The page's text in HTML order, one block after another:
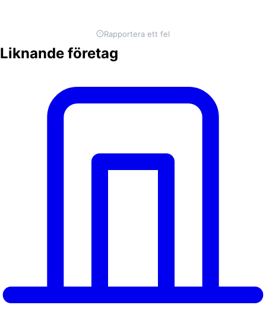
Rapportera ett fel
Liknande företag